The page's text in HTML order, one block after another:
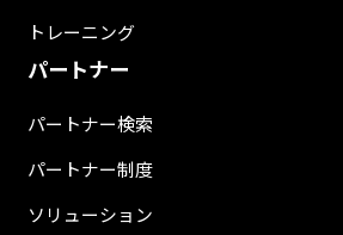
トレーニング
パートナー
パートナー検索
パートナー制度
ソリューション